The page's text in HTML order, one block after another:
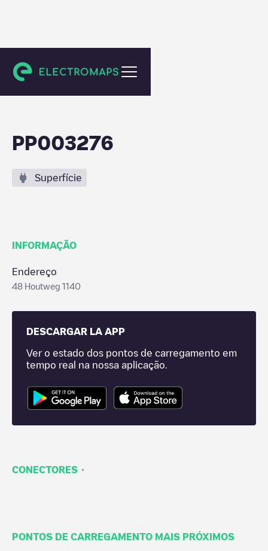
Evere
PP003276
Superfície
INFORMAÇÃO
Endereço
48 Houtweg 1140
DESCARGAR LA APP
Ver o estado dos pontos de carregamento em
tempo real na nossa aplicação.
CONECTORES ·
PONTOS DE CARREGAMENTO MAIS PRÓXIMOS